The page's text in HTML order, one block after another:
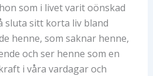
som i livet varit oönskad
sitt korta liv bland
henne, som saknar henne,
och ser henne som en
i våra vardagar och